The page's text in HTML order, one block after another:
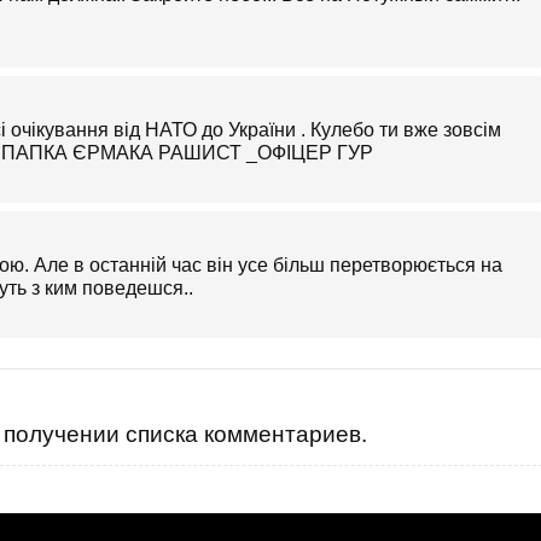
від НАТО до України . Кулебо ти вже зовсім
ПАПКА ЄРМАКА РАШИСТ _ОФІЦЕР ГУР
Але в останній час він усе більш перетворюється на
з ким поведешся..
списка комментариев.